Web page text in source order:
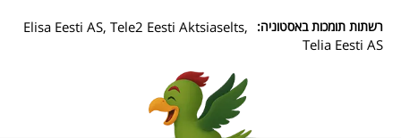
רשתות תומכות באסטוניה:
Elisa Eesti AS, Tele2 Eesti Aktsiaselts,
Telia Eesti AS